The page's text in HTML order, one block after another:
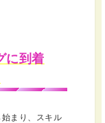
に到着
まり、スキル